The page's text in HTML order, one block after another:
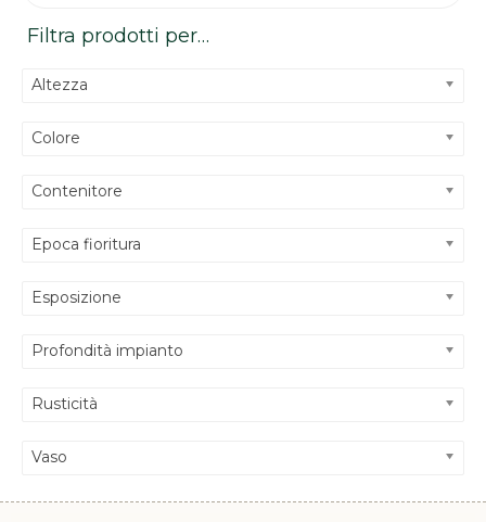
Filtra prodotti per…
Altezza
Colore
Contenitore
Epoca fioritura
Esposizione
Profondità impianto
Rusticità
Vaso